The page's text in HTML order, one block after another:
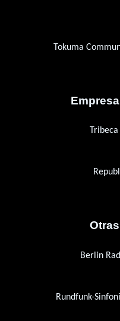
Tokuma
Tribeca
Otras
Berlin
Rundfunk-